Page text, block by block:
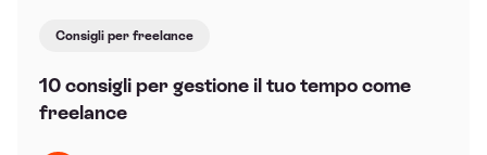
Consigli per freelance
10 consigli per gestione il tuo tempo come
freelance